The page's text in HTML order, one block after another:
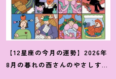
【12星座の今月の運勢】2026年
8月の暮れの酉さんのやさしすぎ